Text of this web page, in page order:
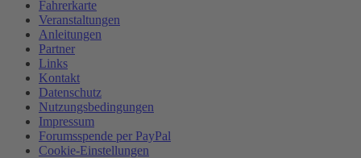
Fahrerkarte
Veranstaltungen
Anleitungen
Partner
Links
Kontakt
Datenschutz
Nutzungsbedingungen
Impressum
Forumsspende per PayPal
Cookie-Einstellungen